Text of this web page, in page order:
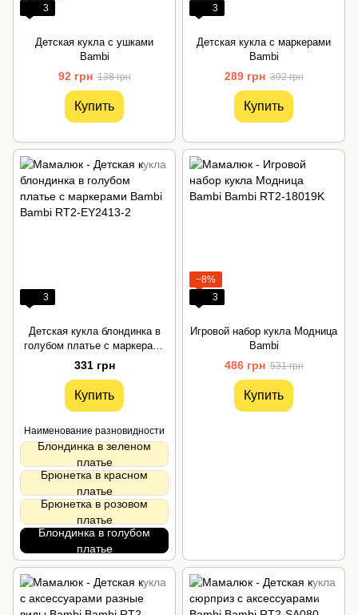
3
Детская кукла с ушками
Bambi
92 грн 138 грн
Купить
3
Детская кукла с маркерами
Bambi
289 грн 392 грн
Купить
3
Детская кукла блондинка в
голубом платье с маркерами
Bambi
331 грн
Купить
Наименование разновидности
Блондинка в зеленом
платье
Брюнетка в красном
платье
Брюнетка в розовом
платье
Блондинка в голубом
платье
−8%
3
Игровой набор кукла Модница
Bambi
486 грн 531 грн
Купить